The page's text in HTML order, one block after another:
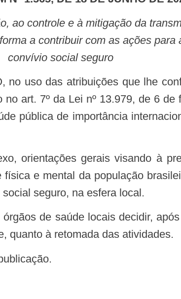
a contribuir com as ações
convívio social seguro
art. 7º da Lei nº 13.979, de 6
pública de importância
e mental da população
seguro, na esfera local.
quanto à retomada das atividades.